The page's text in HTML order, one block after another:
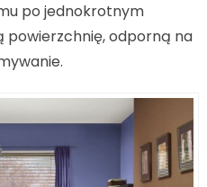
po jednokrotnym
odporną na